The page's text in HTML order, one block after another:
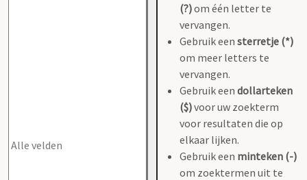
(?)om één letter te
vervangen.
Gebruik een sterretje (*)
om meer letters te
vervangen.
Gebruik een dollarteken
($)voor uw zoekterm
voor resultaten die op
elkaar lijken.
Gebruik een minteken (-)
om zoektermen uit te